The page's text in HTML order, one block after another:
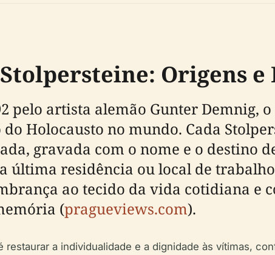
Origens e
pelo artista alemão Gunter Demnig,
Holocausto no mundo. Cada
gravada com o nome e o destino
última residência ou local de
ao tecido da vida cotidiana e
(pragueviews.com).
restaurar a individualidade e a dignidade às vítimas,